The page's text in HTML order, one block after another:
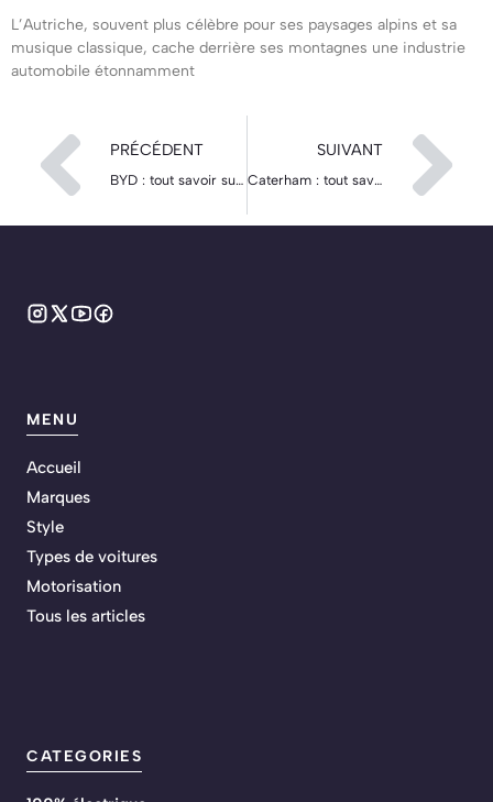
L’Autriche, souvent plus célèbre pour ses paysages alpins et sa
musique classique, cache derrière ses montagnes une industrie
automobile étonnamment
PRÉCÉDENT
BYD : tout savoir sur le leader chinois de l’automobile électrique
SUIVANT
Caterham : tout savoir sur la marque automobile iconique et ses modèles sportifs
MENU
Accueil
Marques
Style
Types de voitures
Motorisation
Tous les articles
CATEGORIES